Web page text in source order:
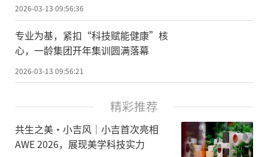
2026-03-13 09:56:36
专业为基，紧扣“科技赋能健康”核
心，一龄集团开年集训圆满落幕
2026-03-13 09:56:21
精彩推荐
共生之美·小吉风｜小吉首次亮相
AWE 2026，展现美学科技实力